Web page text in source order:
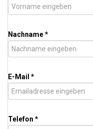
Nachname *
E-Mail *
Telefon *